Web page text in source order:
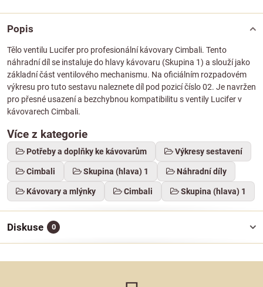
Popis
Tělo ventilu Lucifer pro profesionální kávovary Cimbali. Tento
náhradní díl se instaluje do hlavy kávovaru (Skupina 1) a slouží jako
základní část ventilového mechanismu. Na oficiálním rozpadovém
výkresu pro tuto sestavu naleznete díl pod pozicí číslo 02. Je navržen
pro přesné usazení a bezchybnou kompatibilitu s ventily Lucifer v
kávovarech Cimbali.
Více z kategorie
Potřeby a doplňky ke kávovarům Výkresy sestavení
Cimbali Skupina (hlava) 1 Náhradní díly
Kávovary a mlýnky Cimbali Skupina (hlava) 1
Diskuse 0